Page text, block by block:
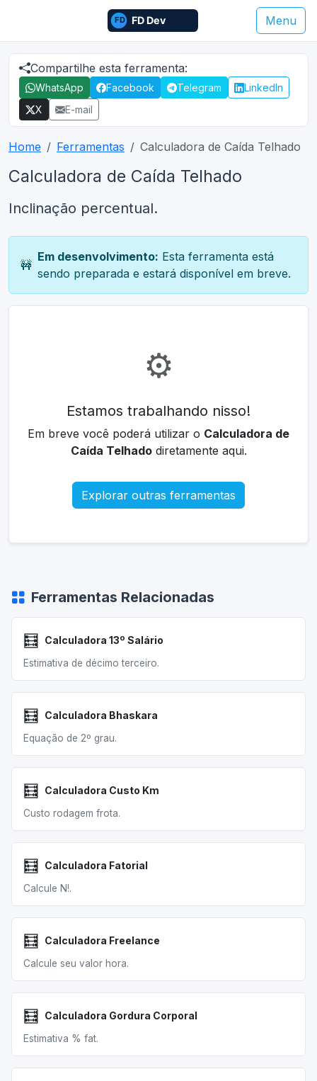
Menu
Compartilhe esta ferramenta:
WhatsApp Facebook Telegram
LinkedIn
X
E-mail
Home Ferramentas Calculadora de Caída Telhado
Calculadora de Caída Telhado
Inclinação percentual.
🚧
Em desenvolvimento: Esta ferramenta está
sendo preparada e estará disponível em breve.
⚙️
Estamos trabalhando nisso!
Em breve você poderá utilizar o Calculadora de
Caída Telhadodiretamente aqui.
Explorar outras ferramentas
Ferramentas Relacionadas
🧮 Calculadora 13º Salário
Estimativa de décimo terceiro.
🧮 Calculadora Bhaskara
Equação de 2º grau.
🧮 Calculadora Custo Km
Custo rodagem frota.
🧮 Calculadora Fatorial
Calcule N!.
🧮 Calculadora Freelance
Calcule seu valor hora.
🧮 Calculadora Gordura Corporal
Estimativa % fat.